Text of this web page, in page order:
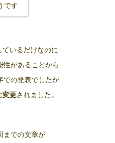
です
ているだけなのに
性があることから
での発表でしたが
変更されました。
までの文章が